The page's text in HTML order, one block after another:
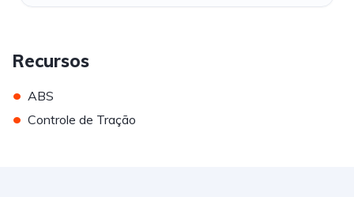
Recursos
• ABS
• Controle de Tração